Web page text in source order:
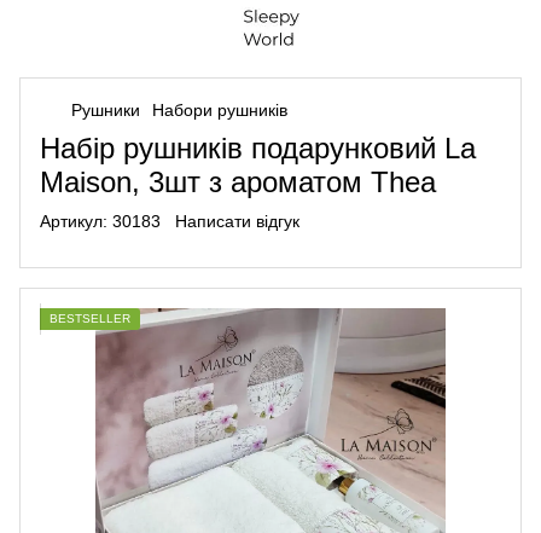
Рушники Набори рушників
Набір рушників подарунковий La
Maison, 3шт з ароматом Thea
Артикул: 30183 Написати відгук
BESTSELLER